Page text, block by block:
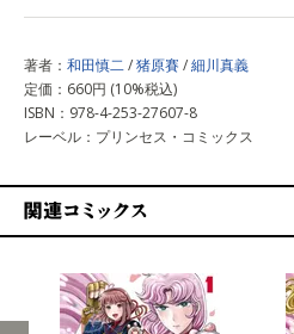
著者： 和田慎二/猪原賽 /細川真義
定価：660円 (10%税込)
ISBN：978-4-253-27607-8
レーベル：プリンセス・コミックス